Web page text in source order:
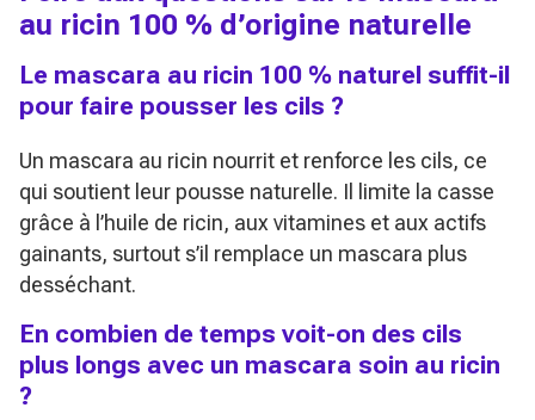
au ricin 100 % d’origine naturelle
Le mascara au ricin 100 % naturel suffit-il
pour faire pousser les cils ?
Un mascara au ricin nourrit et renforce les cils, ce
qui soutient leur pousse naturelle. Il limite la casse
grâce à l’huile de ricin, aux vitamines et aux actifs
gainants, surtout s’il remplace un mascara plus
desséchant.
En combien de temps voit-on des cils
plus longs avec un mascara soin au ricin
?